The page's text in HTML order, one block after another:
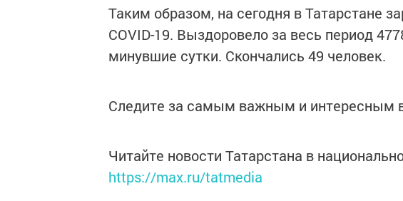
Таким образом, на сегодня в Татарстане
COVID-19. Выздоровело за весь период
минувшие сутки. Скончались 49 человек.
Следите за самым важным и интересным
Читайте новости Татарстана в
https://max.ru/tatmedia